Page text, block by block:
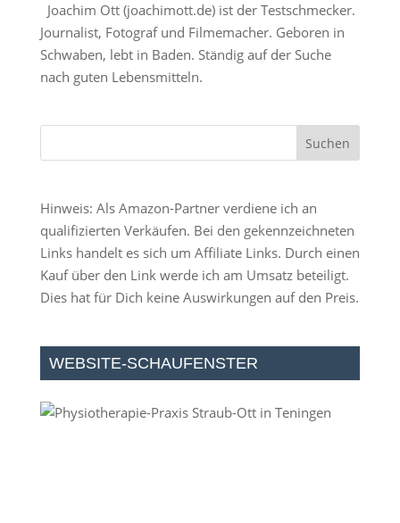
Joachim Ott (joachimott.de) ist der Testschmecker.
Journalist, Fotograf und Filmemacher. Geboren in
Schwaben, lebt in Baden. Ständig auf der Suche
nach guten Lebensmitteln.
Hinweis: Als Amazon-Partner verdiene ich an
qualifizierten Verkäufen. Bei den gekennzeichneten
Links handelt es sich um Affiliate Links. Durch einen
Kauf über den Link werde ich am Umsatz beteiligt.
Dies hat für Dich keine Auswirkungen auf den Preis.
WEBSITE-SCHAUFENSTER